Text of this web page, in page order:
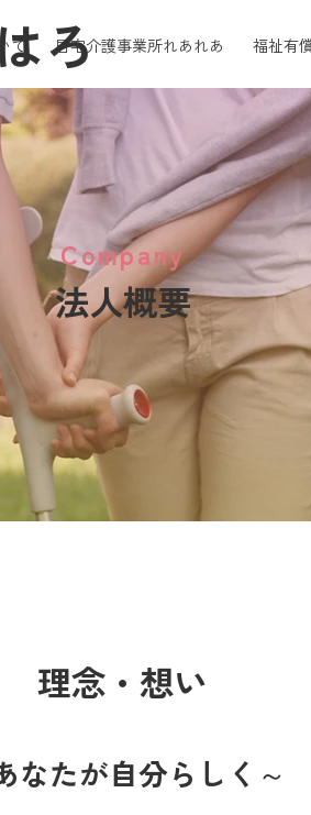
て 居宅介護事業所れあれあ 福祉有
ろ
Company
法人概要
理念・想い
なたが自分らしく～